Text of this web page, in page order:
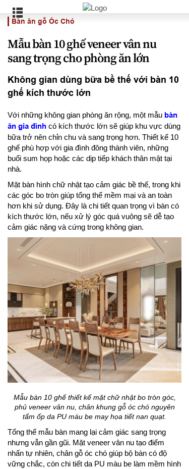
Bàn ăn gỗ Óc Chó
Mẫu bàn 10 ghế veneer vân nu
sang trọng cho phòng ăn lớn
Không gian dùng bữa bề thế với bàn 10
ghế kích thước lớn
Với những không gian phòng ăn rộng, một mẫu bàn
ăn gia đình có kích thước lớn sẽ giúp khu vực dùng
bữa trở nên chỉn chu và sang trọng hơn. Thiết kế 10
ghế phù hợp với gia đình đông thành viên, những
buổi sum họp hoặc các dịp tiếp khách thân mật tại
nhà.
Mặt bàn hình chữ nhật tạo cảm giác bề thế, trong khi
các góc bo tròn giúp tổng thể mềm mại và an toàn
hơn khi sử dụng. Đây là chi tiết quan trọng vì bàn có
kích thước lớn, nếu xử lý góc quá vuông sẽ dễ tạo
cảm giác nặng và cứng trong không gian.
Mẫu bàn 10 ghế thiết kế mặt chữ nhật bo tròn góc,
phủ veneer vân nu, chân khung gỗ óc chó nguyên
tấm ốp da PU màu be may họa tiết nan quạt.
Tổng thể mẫu bàn mang lại cảm giác sang trọng
nhưng vẫn gần gũi. Mặt veneer vân nu tạo điểm
nhấn tự nhiên, chân gỗ óc chó giúp bộ bàn có độ
vững chắc, còn chi tiết da PU màu be làm mềm hình